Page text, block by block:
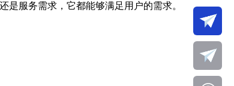
服务需求，它都能够满足用户的需求。